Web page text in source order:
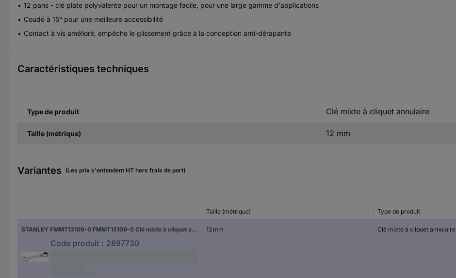
12 pans - clé plate polyvalente pour un montage facile, pour une large gamme d'applications
Coudé à 15° pour une meilleure accessibilité
Contact à vis amélioré, empêche le glissement grâce à la conception anti-dérapante
Caractéristiques techniques
Type de produit Clé mixte à cliquet annulaire
Taille (métrique) 12 mm
Variantes (Les prix s'entendent HT hors frais de port)
Taille (métrique) Type de produit
STANLEY FMMT13109-0 FMMT13109-0 Clé mixte à cliquet annulaire Ouverture de clé (métrique) 12 mm
Code produit : 2897730
12 mm Clé mixte à cliquet annulaire